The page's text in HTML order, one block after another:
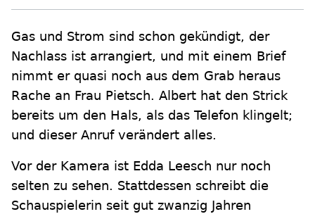
Gas und Strom sind schon gekündigt, der
Nachlass ist arrangiert, und mit einem Brief
nimmt er quasi noch aus dem Grab heraus
Rache an Frau Pietsch. Albert hat den Strick
bereits um den Hals, als das Telefon klingelt;
und dieser Anruf verändert alles.
Vor der Kamera ist Edda Leesch nur noch
selten zu sehen. Stattdessen schreibt die
Schauspielerin seit gut zwanzig Jahren